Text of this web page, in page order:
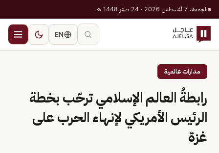
الجمعة، 7 أغسطس 2026 · 24 صفر 1448 هـ
EN
مدارات عالمية
رابطةُ العالم الإسلامي ترحّب بخطة
الرئيس الأمريكي لإنهاء الحرب على
غزة